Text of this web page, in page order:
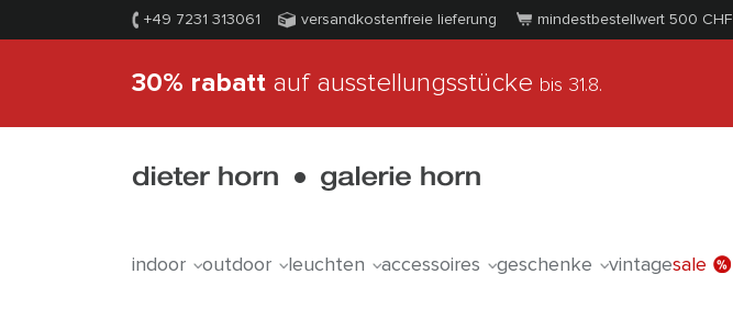
+49 7231 313061 versandkostenfreie lieferung mindestbestellwert 500 CHF
30% rabatt auf ausstellungsstücke bis 31.8.
indoor outdoor leuchten accessoires geschenke vintagesale